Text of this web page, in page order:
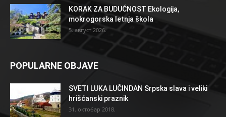
KORAK ZA BUDUĆNOST Ekologija,
mokrogorska letnja škola
5. август 2026.
POPULARNE OBJAVE
SVETI LUKA LUČINDAN Srpska slava i veliki
hrišćanski praznik
31. октобар 2018.